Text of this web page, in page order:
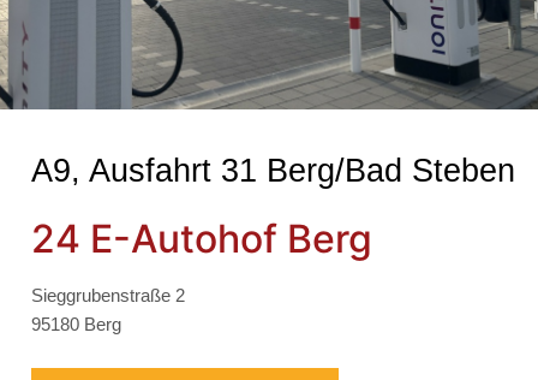
A9, Ausfahrt 31 Berg/Bad Steben
24 E-Autohof Berg
Sieggrubenstraße 2
95180 Berg